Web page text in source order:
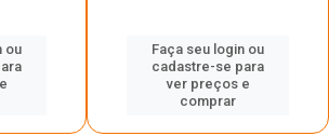
ou
Faça seu login ou
cadastre-se para
ver preços e
comprar